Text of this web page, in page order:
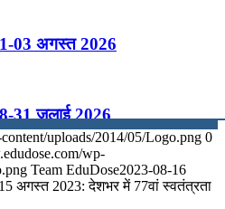
03 अगस्त 2026
31 जुलाई 2026
27 जुलाई 2026
uploads/2014/05/Logo.png 0
wp-
Team EduDose2023-08-16
15 अगस्त 2023: देशभर में 77वां स्वतंत्रता